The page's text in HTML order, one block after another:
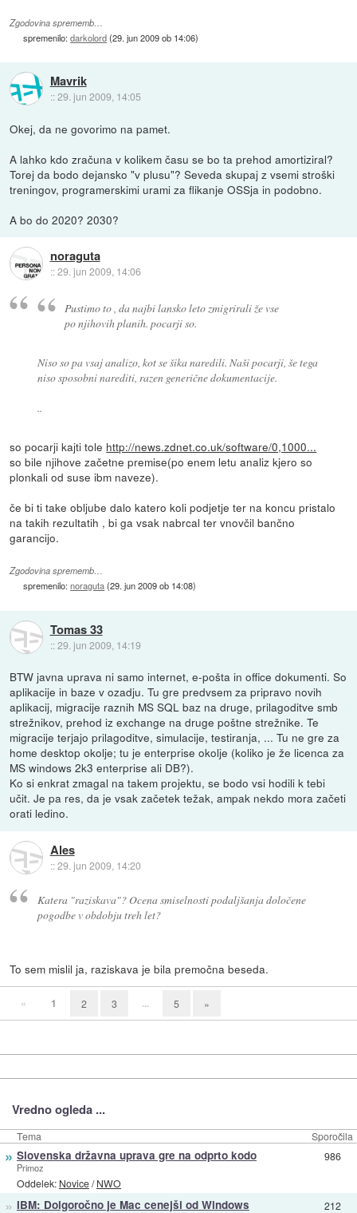
Zgodovina sprememb…
spremenilo:darkolord(29. jun 2009 ob 14:06)
Mavrik
::29. jun 2009, 14:05
Okej, da ne govorimo na pamet.
A lahko kdo zračuna v kolikem času se bo ta prehod amortiziral?
Torej da bodo dejansko "v plusu"? Seveda skupaj z vsemi stroški
treningov, programerskimi urami za flikanje OSSja in podobno.
A bo do 2020? 2030?
noraguta
::29. jun 2009, 14:06
Pustimo to , da najbi lansko leto zmigrirali že vse
po njihovih planih. pocarji so.
Niso so pa vsaj analizo, kot se šika naredili. Naši pocarji, še tega
niso sposobni narediti, razen generične dokumentacije.
..
so pocarji kajti tole http://news.zdnet.co.uk/software/0,1000...
so bile njihove začetne premise(po enem letu analiz kjero so
plonkali od suse ibm naveze).
če bi ti take obljube dalo katero koli podjetje ter na koncu pristalo
na takih rezultatih , bi ga vsak nabrcal ter vnovčil bančno
garancijo.
Zgodovina sprememb…
spremenilo:noraguta(29. jun 2009 ob 14:08)
Tomas 33
::29. jun 2009, 14:19
BTW javna uprava ni samo internet, e-pošta in office dokumenti. So
aplikacije in baze v ozadju. Tu gre predvsem za pripravo novih
aplikacij, migracije raznih MS SQL baz na druge, prilagoditve smb
strežnikov, prehod iz exchange na druge poštne strežnike. Te
migracije terjajo prilagoditve, simulacije, testiranja, ... Tu ne gre za
home desktop okolje; tu je enterprise okolje (koliko je že licenca za
MS windows 2k3 enterprise ali DB?).
Ko si enkrat zmagal na takem projektu, se bodo vsi hodili k tebi
učit. Je pa res, da je vsak začetek težak, ampak nekdo mora začeti
orati ledino.
Ales
::29. jun 2009, 14:20
Katera "raziskava"? Ocena smiselnosti podaljšanja določene
pogodbe v obdobju treh let?
To sem mislil ja, raziskava je bila premočna beseda.
« 1 2 3 ... 5 »
Vredno ogleda ...
Tema Sporočila
» Slovenska državna uprava gre na odprto kodo
Primoz
Oddelek: Novice/NWO
986
» IBM: Dolgoročno je Mac cenejši od Windows 212